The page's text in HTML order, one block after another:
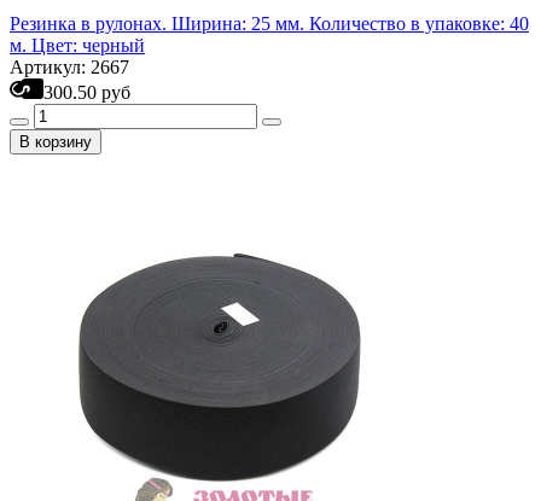
Резинка в рулонах. Ширина: 25 мм. Количество в упаковке: 40
м. Цвет: черный
Артикул: 2667
300.50 руб
В корзину